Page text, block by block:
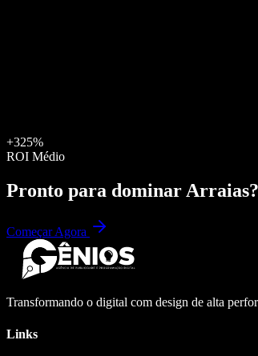
+325%
ROI Médio
Pronto para dominar Arraias?
Começar Agora
Transformando o digital com design de alta
Links